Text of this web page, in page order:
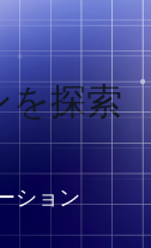
を探索
ション